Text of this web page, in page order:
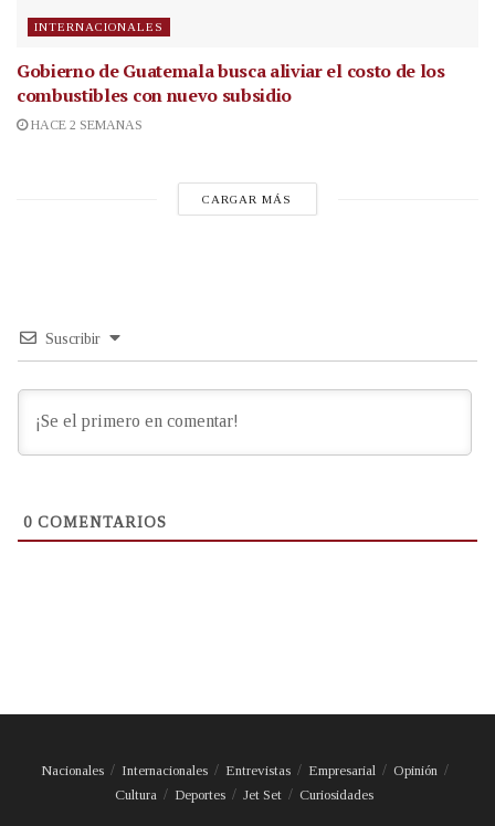
INTERNACIONALES
Gobierno de Guatemala busca aliviar el costo de los
combustibles con nuevo subsidio
HACE 2 SEMANAS
CARGAR MÁS
Suscribir
0 COMENTARIOS
Nacionales Internacionales Entrevistas Empresarial
Opinión
Cultura
Deportes Jet Set Curiosidades